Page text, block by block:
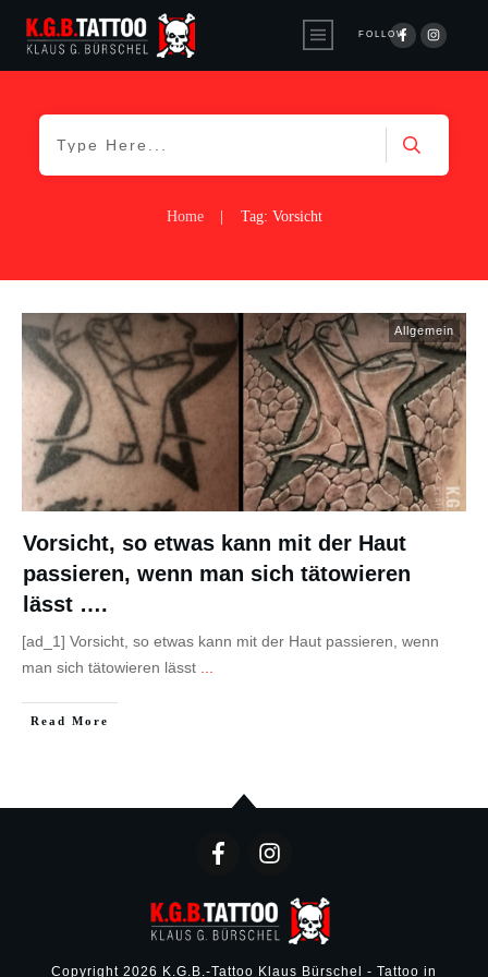
FOLLOW
Home Tag: Vorsicht
Allgemein
Vorsicht, so etwas kann mit der Haut
passieren, wenn man sich tätowieren
lässt ….
[ad_1] Vorsicht, so etwas kann mit der Haut passieren, wenn
man sich tätowieren lässt
Read More
Copyright 2026 K.G.B.-Tattoo Klaus Bürschel - Tattoo in